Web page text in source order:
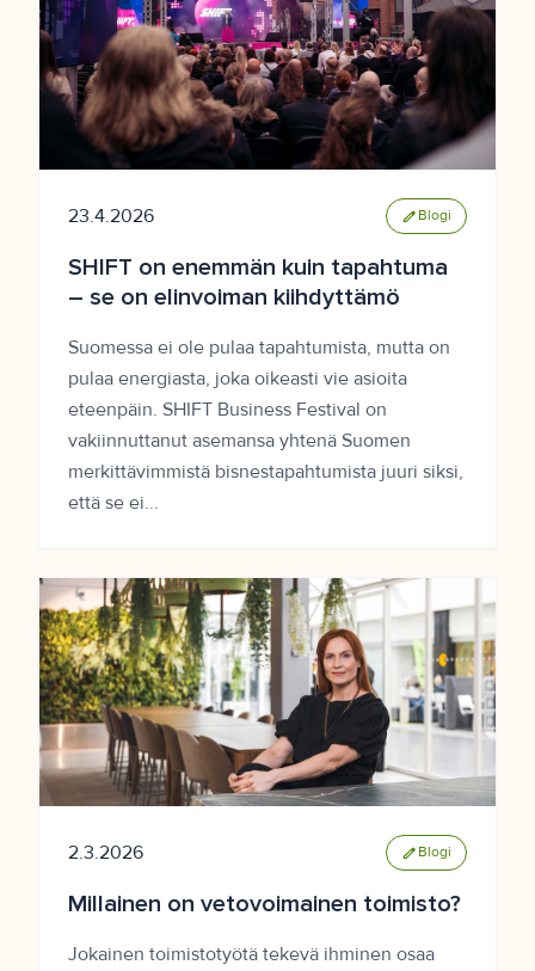
23.4.2026 edit Blogi
SHIFT on enemmän kuin tapahtuma
– se on elinvoiman kiihdyttämö
Suomessa ei ole pulaa tapahtumista, mutta on
pulaa energiasta, joka oikeasti vie asioita
eteenpäin. SHIFT Business Festival on
vakiinnuttanut asemansa yhtenä Suomen
merkittävimmistä bisnestapahtumista juuri siksi,
että se ei...
2.3.2026 edit Blogi
Millainen on vetovoimainen toimisto?
Jokainen toimistotyötä tekevä ihminen osaa